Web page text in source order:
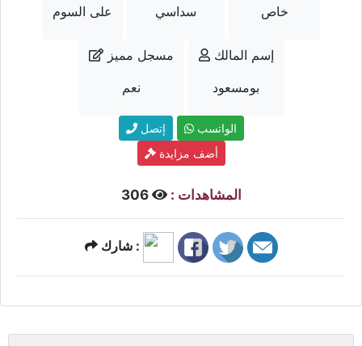
على السوم
سداسي
خاص
مسجل مميز
نعم
إسم المالك
بومسعود
إتصل
الواتسب
أضف مزايدة
المشاهدات : 306
شارك :